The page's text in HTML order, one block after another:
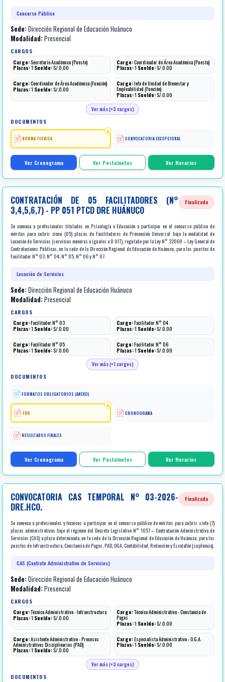
Concurso Público
Sede: Dirección Regional de Educación Huánuco
Modalidad: Presencial
CARGOS
Cargo: Secretario Académico (Puesto)
Plazas:1 Sueldo: S/.0.00
Cargo:Coordinador de Área Académica (Puesto)
Plazas:1 Sueldo: S/.0.00
Cargo:Coordinador de Área Académica (Función)
Plazas:1 Sueldo: S/.0.00
Cargo:Jefe de Unidad de Bienestar y
Empleabilidad (Función)
Plazas:1 Sueldo: S/.0.00
Ver más (+3 cargos)
DOCUMENTOS
NORMA TECNICA CONVOCATORIA EXCEPCIONAL
Ver Cronograma Ver Postulantes Ver Horarios
CONTRATACIÓN DE 05 FACILITADORES (N°
3,4,5,6,7) - PP 051 PTCD DRE HUÁNUCO
Finalizada
Se convoca a profesionales titulados en Psicología o Educación a participar en el concurso público de
méritos para cubrir cinco (05) plazas de Facilitadores de Prevención Universal bajo la modalidad de
Locación de Servicios (servicios menores o iguales a 8 UIT), regulado por la Ley N° 32069 – Ley General de
Contrataciones Públicas, en la sede de la Dirección Regional de Educación de Huánuco, para los puestos de
Facilitador N° 03, N° 04, N° 05, N° 06 y N° 07.
Locación de Servicios
Sede: Dirección Regional de Educación Huánuco
Modalidad: Presencial
CARGOS
Cargo:Facilitador N° 03
Plazas:1 Sueldo: S/.0.00
Cargo:Facilitador N° 04
Plazas:1 Sueldo: S/.0.00
Cargo:Facilitador N° 05
Plazas:1 Sueldo: S/.0.00
Cargo:Facilitador N° 06
Plazas:1 Sueldo: S/.0.00
Ver más (+1 cargos)
DOCUMENTOS
FORMATOS OBLIGATORIOS (ANEXO)
TDR CRONOGRAMA
RESULTADOS FINALES
Ver Cronograma Ver Postulantes Ver Horarios
CONVOCATORIA CAS TEMPORAL N° 03-2026-
DRE.HCO.
Finalizada
Se convoca a profesionales y técnicos a participar en el concurso público de méritos para cubrir siete (7)
plazas administrativas bajo el régimen del Decreto Legislativo N° 1057 – Contratación Administrativa de
Servicios (CAS) a plazo determinado, en la sede de la Dirección Regional de Educación de Huánuco, para los
puestos de Infraestructura, Constancia de Pagos, PAD, OGA, Contabilidad, Redacción y Escalafón (suplencia).
CAS (Contrato Administrativo de Servicios)
Sede: Dirección Regional de Educación Huánuco
Modalidad: Presencial
CARGOS
Cargo:Técnico Administrativo - Infraestructura
Plazas:1 Sueldo: S/.0.00
Cargo:Técnico Administrativo - Constancia de
Pagos
Plazas:1 Sueldo: S/.0.00
Cargo:Asistente Administrativo - Procesos
Administrativos Disciplinarios (PAD)
Plazas:1 Sueldo: S/.0.00
Cargo:Especialista Administrativo - O.G.A.
Plazas:1 Sueldo: S/.0.00
Ver más (+3 cargos)
DOCUMENTOS